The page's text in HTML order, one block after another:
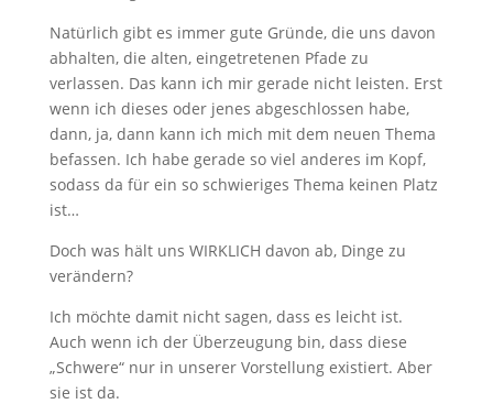
Natürlich gibt es immer gute Gründe, die uns davon
abhalten, die alten, eingetretenen Pfade zu
verlassen. Das kann ich mir gerade nicht leisten. Erst
wenn ich dieses oder jenes abgeschlossen habe,
dann, ja, dann kann ich mich mit dem neuen Thema
befassen. Ich habe gerade so viel anderes im Kopf,
sodass da für ein so schwieriges Thema keinen Platz
ist…
Doch was hält uns WIRKLICH davon ab, Dinge zu
verändern?
Ich möchte damit nicht sagen, dass es leicht ist.
Auch wenn ich der Überzeugung bin, dass diese
„Schwere“ nur in unserer Vorstellung existiert. Aber
sie ist da.